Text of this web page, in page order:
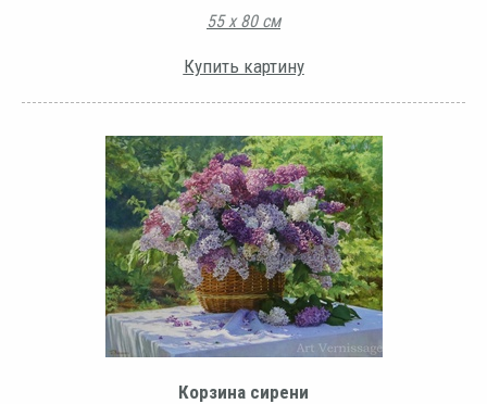
55 х 80 см
Купить картину
Корзина сирени